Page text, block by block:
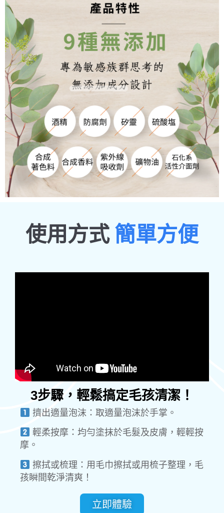
使用方式簡單方便
3步驟，輕鬆搞定毛孩清潔！
擠出適量泡沫：取適量泡沫於手掌。
輕柔按摩：均勻塗抹於毛髮及皮膚，輕輕按
摩。
擦拭或梳理：用毛巾擦拭或用梳子整理，毛
孩瞬間乾淨清爽！
立即體驗